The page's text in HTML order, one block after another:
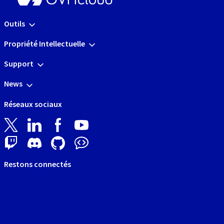
Outils
Propriété Intellectuelle
Support
News
Réseaux sociaux
Restons connectés